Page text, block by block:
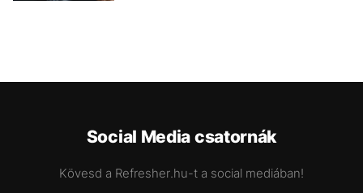
Social Media csatornák
Kövesd a Refresher.hu-t a social mediában!